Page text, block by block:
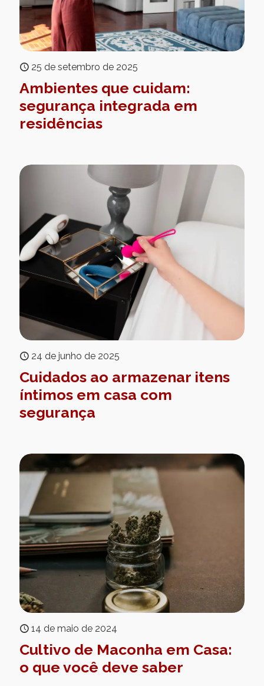
25 de setembro de 2025
Ambientes que cuidam:
segurança integrada em
residências
24 de junho de 2025
Cuidados ao armazenar itens
íntimos em casa com
segurança
14 de maio de 2024
Cultivo de Maconha em Casa:
o que você deve saber